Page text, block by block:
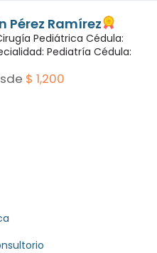
Pérez Ramírez
Pediátrica Cédula:
Pediatría Cédula:
$ 1,200